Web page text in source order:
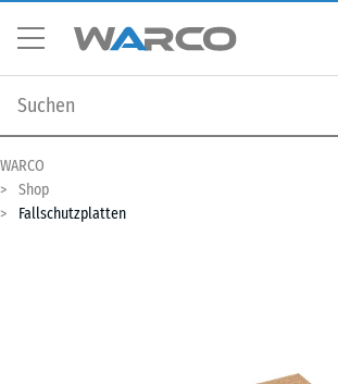
WARCO
Shop
Fallschutzplatten